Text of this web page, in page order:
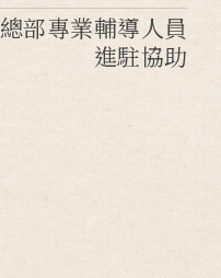
總部專業輔導人員
進駐協助